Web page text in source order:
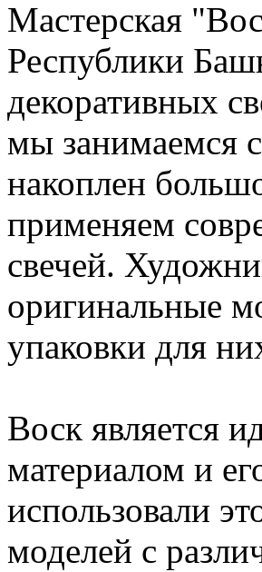
Мастерская
Республики
декоративных
мы занимаемся
накоплен
применяем
свечей.
оригинальные
упаковки для
Воск является
материалом и
использовали
моделей с